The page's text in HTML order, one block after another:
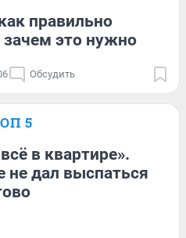
правильно
зачем это нужно
Обсудить
5
в квартире».
не дал выспаться